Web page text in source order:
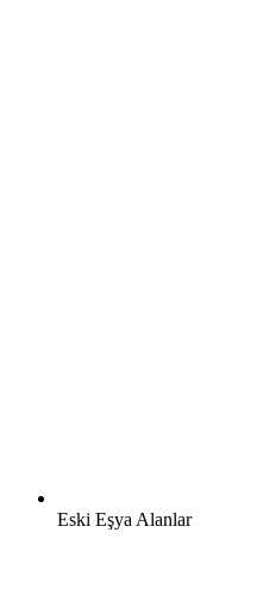
Eski Eşya Alanlar